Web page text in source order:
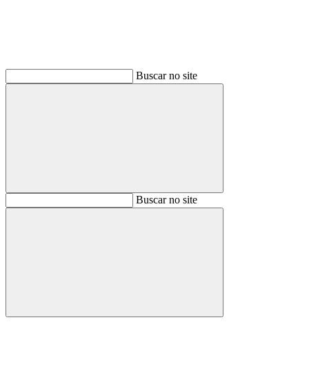
Buscar no site
BuscarBuscar no site
Buscar